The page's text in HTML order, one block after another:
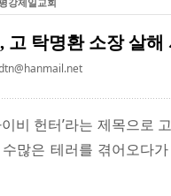
강제일교회
고 탁명환 소장 살해
비 헌터’라는 제목으로
많은 테러를 겪어오다